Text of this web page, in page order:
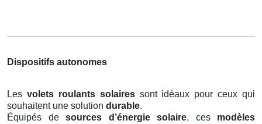
Dispositifs autonomes
Les volets roulants solairessont idéaux pour ceux qui
souhaitent une solution durable.
Équipés de sources d’énergie solaire, ces modèles